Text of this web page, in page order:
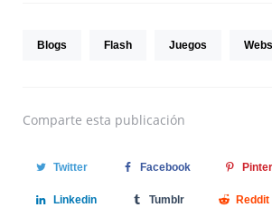
Blogs Flash Juegos
Comparte esta publicación
Twitter Facebook
Linkedin Tumblr Reddit